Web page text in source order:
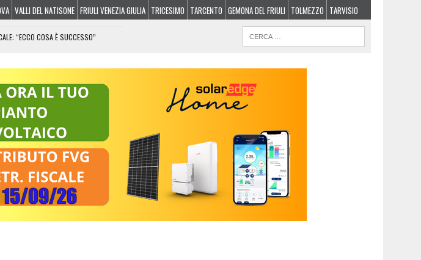
VALLI DEL NATISONE FRIULI VENEZIA GIULIA TRICESIMO TARCENTO GEMONA DEL FRIULI TOLMEZZO TARVISIO
“ECCO COSA È SUCCESSO”